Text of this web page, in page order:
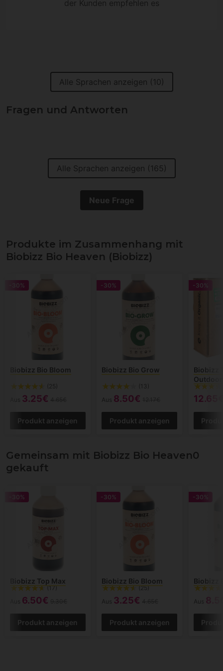
der Kunden empfehlen es
Alle Sprachen anzeigen (10)
Fragen und Antworten
Alle Sprachen anzeigen (165)
Neue Frage
Produkte im Zusammenhang mit
Biobizz Bio Heaven (Biobizz)
-30%
Biobizz Bio Bloom
(25)
3.25€
Produkt anzeigen
-30%
Biobizz Bio Grow
(13)
Aus 8.50€
Produkt anzeigen
-30%
Biobizz
Outdoor
Gemeinsam mit Biobizz Bio Heaven0
gekauft
-30%
Biobizz Top Max
(17)
6.50€
Produkt anzeigen
-30%
Biobizz Bio Bloom
(25)
Aus 3.25€
Produkt anzeigen
-30%
Biobizz
Aus